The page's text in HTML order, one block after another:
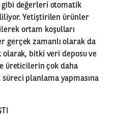
gibi değerleri otomatik
Yetiştirilen ürünler
ortam koşulları
gerçek zamanlı olarak da
bitki veri deposu ve
üreticilerin çok daha
planlama yapmasına